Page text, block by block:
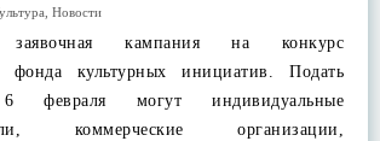
Новости
заявочная кампания на конкурс
фонда культурных инициатив. Подать
могут индивидуальные
коммерческие организации,